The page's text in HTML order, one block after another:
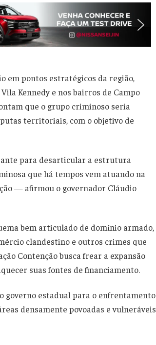
em pontos estratégicos da região,
Kennedy e nos bairros de Campo
que o grupo criminoso seria
territoriais, com o objetivo de
para desarticular a estrutura
que há tempos vem atuando na
— afirmou o governador Cláudio
bem articulado de domínio armado,
clandestino e outros crimes que
Contenção busca frear a expansão
suas fontes de financiamento.
governo estadual para o enfrentamento
densamente povoadas e vulneráveis